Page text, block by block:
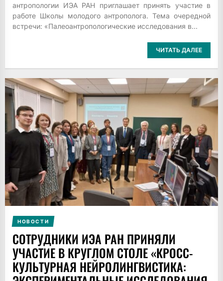
антропологии ИЭА РАН приглашает принять участие в
работе Школы молодого антрополога. Тема очередной
встречи: «Палеоантропологические исследования в...
ЧИТАТЬ ДАЛЕЕ
НОВОСТИ
СОТРУДНИКИ ИЭА РАН ПРИНЯЛИ
УЧАСТИЕ В КРУГЛОМ СТОЛЕ «КРОСС-
КУЛЬТУРНАЯ НЕЙРОЛИНГВИСТИКА: